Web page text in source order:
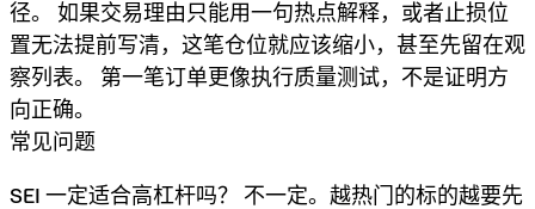
径。 如果交易理由只能用一句热点解释，或者止损位
置无法提前写清，这笔仓位就应该缩小，甚至先留在观
察列表。 第一笔订单更像执行质量测试，不是证明方
向正确。
常见问题
SEI 一定适合高杠杆吗？
不一定。越热门的标的越要先